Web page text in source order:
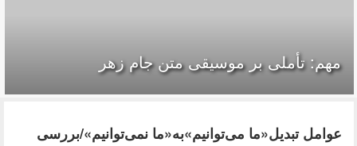
مهم: تأملی بر موسیقی متن جام زهر
عوامل تبدیل«ما می‌توانیم»به«ما نمی‌توانیم»/بررسی